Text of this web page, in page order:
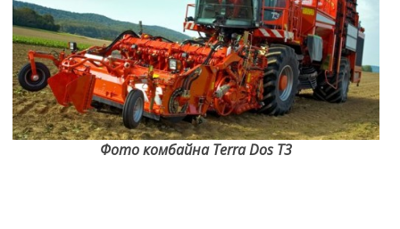
Фото комбайна Terra Dos T3